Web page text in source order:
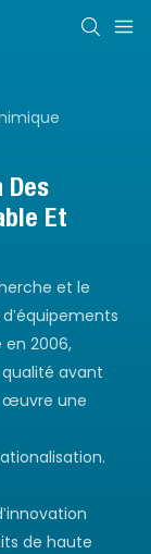
Des
Et
et le
2006,
qualité avant
œuvre une
de haute